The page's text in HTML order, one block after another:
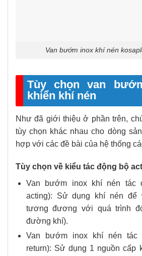
Van bướm inox khí nén
Tùy chọn van
khiển khí nén
Như đã giới thiệu ở phần trên,
tùy chọn khác nhau cho dòng
hợp với các đề bài của hệ thống
Tùy chọn về kiểu tác động bộ
Van bướm inox khí nén tác
acting): Sử dụng khí nén để
tương đương với quá trình
đường khí).
Van bướm inox khí nén tác
return): Sử dụng 1 nguồn cấp